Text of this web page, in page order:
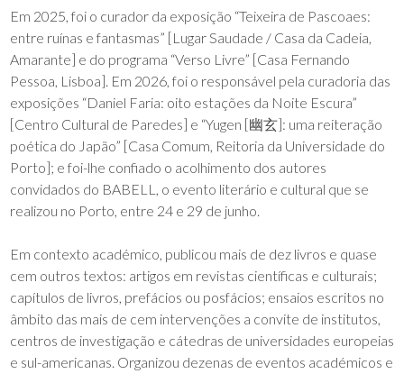
Em 2025, foi o curador da exposição “Teixeira de Pascoaes:
entre ruínas e fantasmas” [Lugar Saudade / Casa da Cadeia,
Amarante] e do programa “Verso Livre” [Casa Fernando
Pessoa, Lisboa]. Em 2026, foi o responsável pela curadoria das
exposições “Daniel Faria: oito estações da Noite Escura”
[Centro Cultural de Paredes] e “Yugen [幽玄]: uma reiteração
poética do Japão” [Casa Comum, Reitoria da Universidade do
Porto]; e foi-lhe confiado o acolhimento dos autores
convidados do BABELL, o evento literário e cultural que se
realizou no Porto, entre 24 e 29 de junho.
Em contexto académico, publicou mais de dez livros e quase
cem outros textos: artigos em revistas científicas e culturais;
capítulos de livros, prefácios ou posfácios; ensaios escritos no
âmbito das mais de cem intervenções a convite de institutos,
centros de investigação e cátedras de universidades europeias
e sul-americanas. Organizou dezenas de eventos académicos e